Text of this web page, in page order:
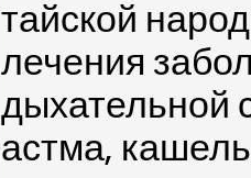
тайской
лечения
дыхательной
астма,